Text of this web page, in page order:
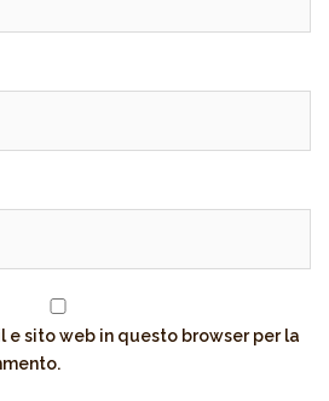
e sito web in questo browser per la